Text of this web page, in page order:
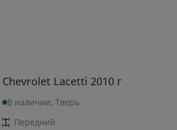
Chevrolet Lacetti 2010 г
В наличии, Тверь
Передний